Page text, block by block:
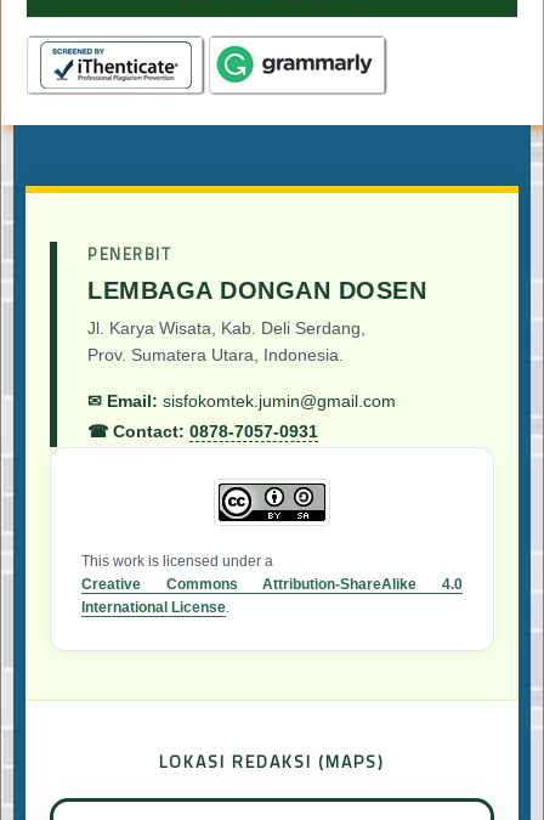
PENERBIT
LEMBAGA DONGAN DOSEN
Jl. Karya Wisata, Kab. Deli Serdang,
Prov. Sumatera Utara, Indonesia.
✉ Email: sisfokomtek.jumin@gmail.com
☎ Contact: 0878-7057-0931
This work is licensed under a
Creative Commons Attribution-ShareAlike 4.0
International License.
LOKASI REDAKSI (MAPS)